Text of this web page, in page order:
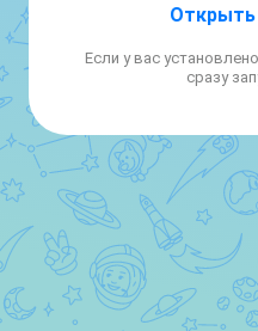
Открыть
Если у вас
сразу